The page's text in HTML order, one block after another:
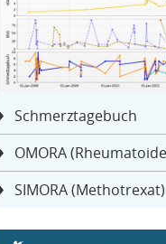
Schmerztagebuch
OMORA
SIMORA (Methotrexat)